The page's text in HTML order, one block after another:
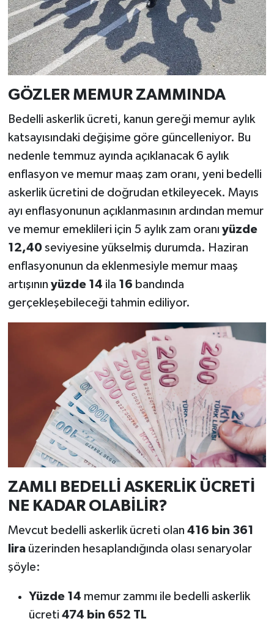
GÖZLER MEMUR ZAMMINDA
Bedelli askerlik ücreti, kanun gereği memur aylık
katsayısındaki değişime göre güncelleniyor. Bu
nedenle temmuz ayında açıklanacak 6 aylık
enflasyon ve memur maaş zam oranı, yeni bedelli
askerlik ücretini de doğrudan etkileyecek. Mayıs
ayı enflasyonunun açıklanmasının ardından memur
ve memur emeklileri için 5 aylık zam oranı yüzde
12,40seviyesine yükselmiş durumda. Haziran
enflasyonunun da eklenmesiyle memur maaş
artışının yüzde 14 ila 16 bandında
gerçekleşebileceği tahmin ediliyor.
ZAMLI BEDELLİ ASKERLİK ÜCRETİ
NE KADAR OLABİLİR?
Mevcut bedelli askerlik ücreti olan 416 bin 361
liraüzerinden hesaplandığında olası senaryolar
şöyle:
Yüzde 14 memur zammı ile bedelli askerlik
ücreti 474 bin 652 TL